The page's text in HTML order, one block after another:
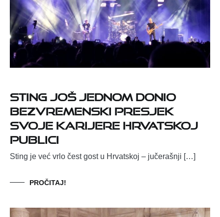
Sting još jednom donio
bezvremenski presjek
svoje karijere hrvatskoj
publici
Sting je već vrlo čest gost u Hrvatskoj – jučerašnji […]
PROČITAJ!